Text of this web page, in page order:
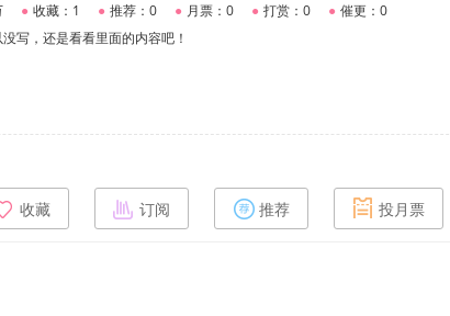
● 收藏：1 ● 推荐：0 ● 月票：0 ● 打赏：0 ● 催更：0
写，还是看看里面的内容吧！
收藏 订阅 推荐 投月票